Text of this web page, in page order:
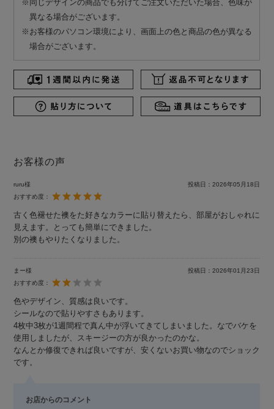
※同じデザインの商品でも分けてご注文いただいた場合、色味が
異なる場合がございます。
※お客様のパソコン環境により、画面上の色と商品の色が異なる
場合がございます。
お客様の声
ruru様 投稿日：2026年05月18日
おすすめ度：
古く色褪せた襖をた好きなカラーに貼り替えたら、部屋がおしゃれに
見えます。とっても簡単にできました。
別の襖もやりたくなりました。
まー様 投稿日：2026年01月23日
おすすめ度：
色やデザイン、質感は良いです。
シールなので貼りやすさもあります。
4枚中3枚が1週間程で真ん中が浮いてきてしまいました。なでバケを
使用しましたが、スキージーの方が良かったのかな。
なんとか修復できれば良いですが、安くないお買い物なのでショック
です。
お店からのコメント